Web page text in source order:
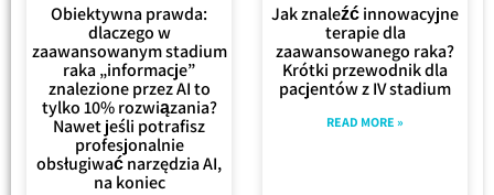
Obiektywna prawda:
dlaczego w
zaawansowanym stadium
raka „informacje”
znalezione przez AI to
tylko 10% rozwiązania?
Nawet jeśli potrafisz
profesjonalnie
obsługiwać narzędzia AI,
na koniec
Jak znaleźć innowacyjne
terapie dla
zaawansowanego raka?
Krótki przewodnik dla
pacjentów z IV stadium
READ MORE »